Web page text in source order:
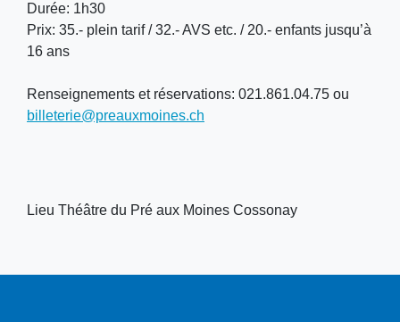
Durée: 1h30
Prix: 35.- plein tarif / 32.- AVS etc. / 20.- enfants jusqu’à
16 ans
Renseignements et réservations: 021.861.04.75 ou
billeterie@preauxmoines.ch
Lieu Théâtre du Pré aux Moines Cossonay